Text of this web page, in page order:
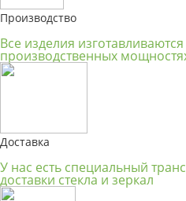
Производство
Все изделия
производственных
Доставка
У нас есть специальный
доставки стекла и зеркал